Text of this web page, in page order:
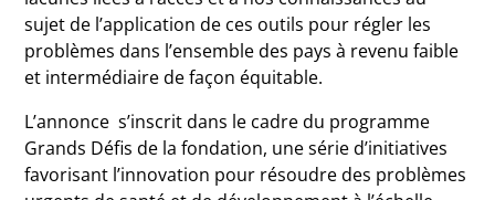
sujet de l’application de ces outils pour régler les
problèmes dans l’ensemble des pays à revenu faible
et intermédiaire de façon équitable.
L’annonce s’inscrit dans le cadre du programme
Grands Défis de la fondation, une série d’initiatives
favorisant l’innovation pour résoudre des problèmes